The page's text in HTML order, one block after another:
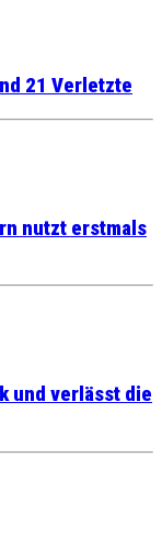
21 Verletzte
nutzt erstmals
und verlässt die